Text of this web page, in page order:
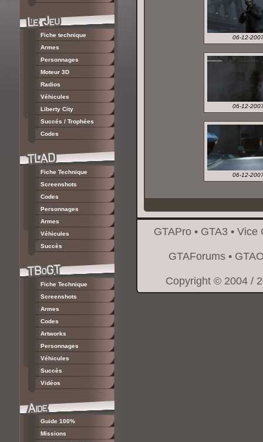
Fiche technique
Armes
Personnages
Moteur 3D
Radios
Véhicules
Liberty City
Succés / Trophées
Codes
Fiche Technique
Screenshots
Codes
Personnages
Armes
Véhicules
Succès
Fiche Technique
Screenshots
Armes
Codes
Artworks
Personnages
Véhicules
Succès
Vidéos
Guide 100%
Missions
06-12-
06-12-
06-12-
GTAPro • GTA3 • Vice
GTAForums •
Copyright © 2004 /